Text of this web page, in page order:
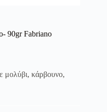
90gr Fabriano
μολύβι, κάρβουνο,